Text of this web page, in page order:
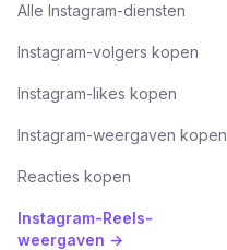
Alle Instagram-diensten
Instagram-volgers kopen
Instagram-likes kopen
Instagram-weergaven kopen
Reacties kopen
Instagram-Reels-
weergaven →